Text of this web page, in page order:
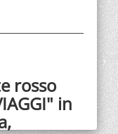
rosso
in